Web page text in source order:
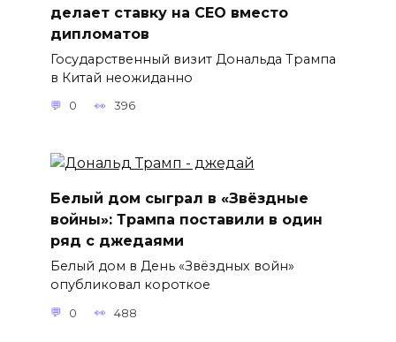
делает ставку на CEO вместо
дипломатов
Государственный визит Дональда Трампа
в Китай неожиданно
0 396
Белый дом сыграл в «Звёздные
войны»: Трампа поставили в один
ряд с джедаями
Белый дом в День «Звёздных войн»
опубликовал короткое
0 488